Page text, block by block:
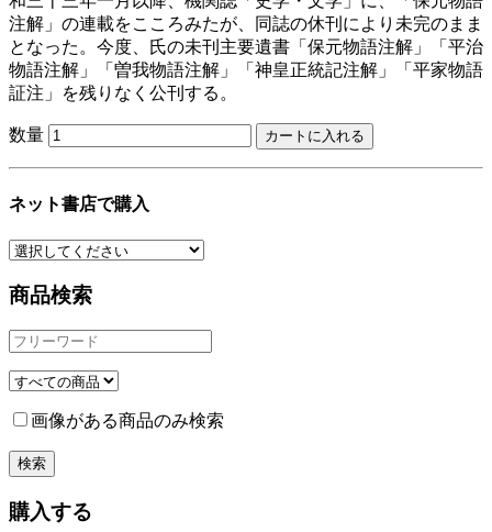
注解」の連載をこころみたが、同誌の休刊により未完のまま
となった。今度、氏の未刊主要遺書「保元物語注解」「平治
物語注解」「曽我物語注解」「神皇正統記注解」「平家物語
証注」を残りなく公刊する。
数量
ネット書店で購入
商品検索
画像がある商品のみ検索
購入する